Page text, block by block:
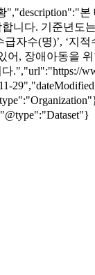
다. 기준년도
급자수(명)’, ‘
, 장애아동을